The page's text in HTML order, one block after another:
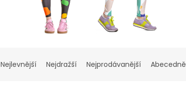
Nejlevnější Nejdražší Nejprodávanější Abecedně